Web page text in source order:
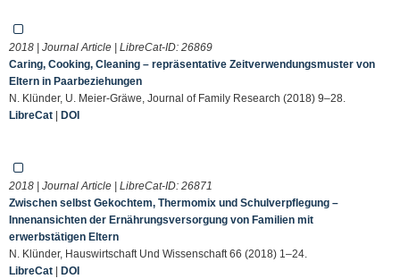
2018 | Journal Article | LibreCat-ID: 26869
Caring, Cooking, Cleaning – repräsentative Zeitverwendungsmuster von
Eltern in Paarbeziehungen
N. Klünder, U. Meier-Gräwe, Journal of Family Research (2018) 9–28.
LibreCat | DOI
2018 | Journal Article | LibreCat-ID: 26871
Zwischen selbst Gekochtem, Thermomix und Schulverpflegung –
Innenansichten der Ernährungsversorgung von Familien mit
erwerbstätigen Eltern
N. Klünder, Hauswirtschaft Und Wissenschaft 66 (2018) 1–24.
LibreCat | DOI